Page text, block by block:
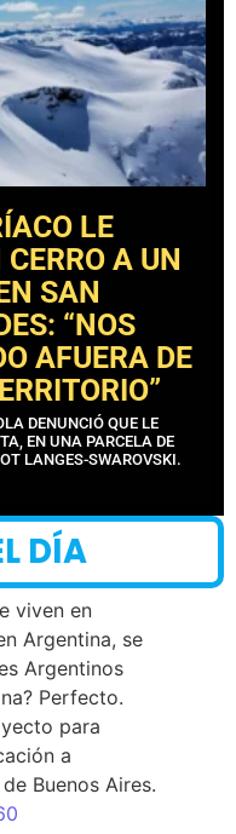
LE
A UN
SAN
“NOS
AFUERA DE
DENUNCIÓ QUE LE
EN UNA PARCELA DE
LANGES-SWAROVSKI.
DÍA
viven en
Argentina, se
Argentinos
Perfecto.
para
a
Buenos Aires.